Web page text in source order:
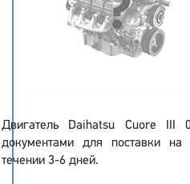
Двигатель Daihatsu Cuore III
документами для поставки
течении 3-6 дней.